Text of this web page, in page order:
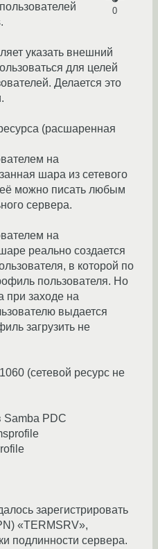
0
указать внешний
для целей
Делается это
(расшаренная
на
шара из сетевого
можно писать любым
сервера.
на
реально создается
в которой по
пользователя. Но
при заходе на
выдается
загрузить не
(сетевой ресурс не
Samba PDC
зарегистрировать
«TERMSRV»,
подлинности сервера.